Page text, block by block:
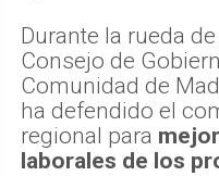
Durante la rueda
Consejo de
Comunidad de
ha defendido el
regional para
laborales de los